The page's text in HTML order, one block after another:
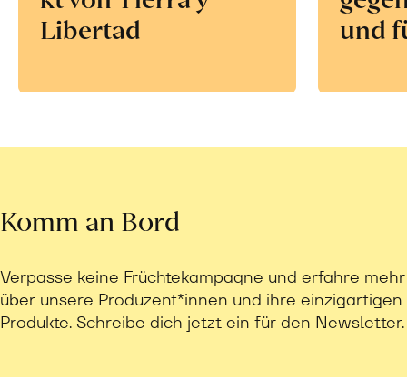
Libertad
und
Komm an Bord
Verpasse keine Früchtekampagne und erfahre mehr
über unsere Produzent*innen und ihre einzigartigen
Produkte. Schreibe dich jetzt ein für den Newsletter.